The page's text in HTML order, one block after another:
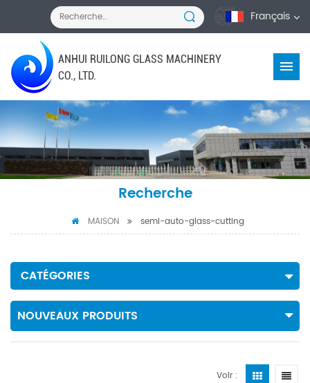
Français
ANHUI RUILONG GLASS MACHINERY
CO., LTD.
Recherche
MAISON semi-auto-glass-cutting
CATÉGORIES
NOUVEAUX PRODUITS
Voir :